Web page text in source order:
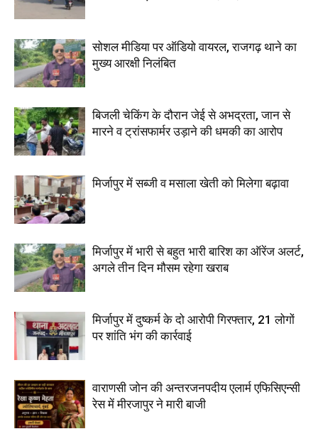
सोशल मीडिया पर ऑडियो वायरल, राजगढ़ थाने का
मुख्य आरक्षी निलंबित
बिजली चेकिंग के दौरान जेई से अभद्रता, जान से
मारने व ट्रांसफार्मर उड़ाने की धमकी का आरोप
मिर्जापुर में सब्जी व मसाला खेती को मिलेगा बढ़ावा
मिर्जापुर में भारी से बहुत भारी बारिश का ऑरेंज अलर्ट,
अगले तीन दिन मौसम रहेगा खराब
मिर्जापुर में दुष्कर्म के दो आरोपी गिरफ्तार, 21 लोगों
पर शांति भंग की कार्रवाई
वाराणसी जोन की अन्तरजनपदीय एलार्म एफिसिएन्सी
रेस में मीरजापुर ने मारी बाजी